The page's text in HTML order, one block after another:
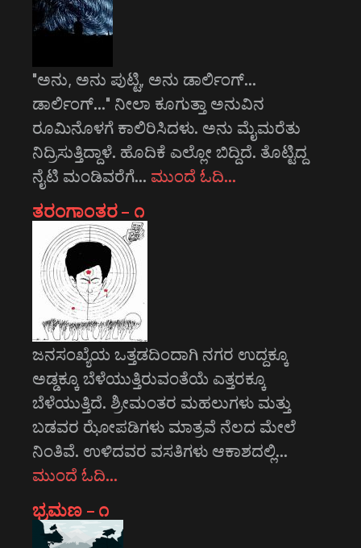
"ಅನು, ಅನು ಪುಟ್ಟಿ, ಅನು ಡಾರ್ಲಿಂಗ್...
ಡಾರ್ಲಿಂಗ್..." ನೀಲಾ ಕೂಗುತ್ತಾ ಅನುವಿನ
ರೂಮಿನೊಳಗೆ ಕಾಲಿರಿಸಿದಳು. ಅನು ಮೈಮರೆತು
ನಿದ್ರಿಸುತ್ತಿದ್ದಾಳೆ. ಹೊದಿಕೆ ಎಲ್ಲೋ ಬಿದ್ದಿದೆ. ತೊಟ್ಟಿದ್ದ
ನೈಟಿ ಮಂಡಿವರೆಗೆ… ಮುಂದೆ ಓದಿ…
ತರಂಗಾಂತರ – ೧
ಜನಸಂಖ್ಯೆಯ ಒತ್ತಡದಿಂದಾಗಿ ನಗರ ಉದ್ದಕ್ಕೂ
ಅಡ್ಡಕ್ಕೂ ಬೆಳೆಯುತ್ತಿರುವಂತೆಯೆ ಎತ್ತರಕ್ಕೂ
ಬೆಳೆಯುತ್ತಿದೆ. ಶ್ರೀಮಂತರ ಮಹಲುಗಳು ಮತ್ತು
ಬಡವರ ಝೋಪಡಿಗಳು ಮಾತ್ರವೆ ನೆಲದ ಮೇಲೆ
ನಿಂತಿವೆ. ಉಳಿದವರ ವಸತಿಗಳು ಆಕಾಶದಲ್ಲಿ…
ಮುಂದೆ ಓದಿ…
ಭ್ರಮಣ – ೧